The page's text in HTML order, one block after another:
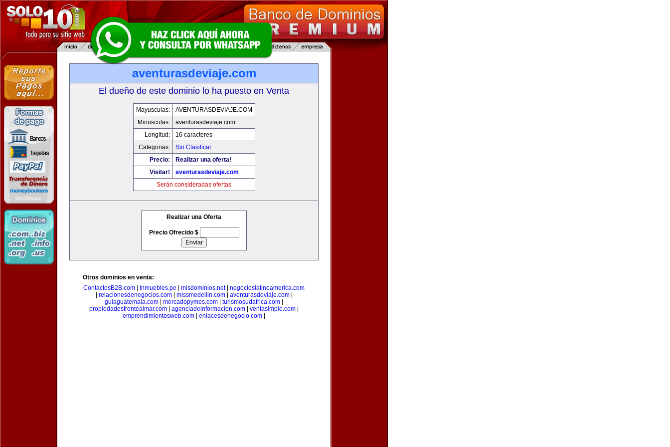
aventurasdeviaje.com
El dueño de este dominio lo ha puesto en Venta
Mayusculas:
AVENTURASDEVIAJE.COM
Minusculas:
aventurasdeviaje.com
Longitud:
16 caracteres
Categorias:
Sin Clasificar
Precio:
Realizar una oferta!
Visitar!
aventurasdeviaje.com
Serán consideradas ofertas
Realizar una Oferta
Precio Ofrecido $
Otros dominios en venta:
ContactosB2B.com
Inmuebles.pe misdominios.net| negocioslatinoamerica.com
relacionesdenegocios.com| missmedellin.com| aventurasdeviaje.com|
guiaguatemala.com
mercadopymes.com turismosudafrica.com
propiedadesfrentealmar.com
agenciadeinformacion.com ventasimple.com
emprendimientosweb.com
enlacesdenegocio.com